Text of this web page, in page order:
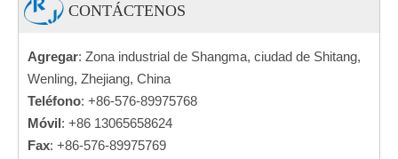
CONTÁCTENOS
Agregar: Zona industrial de Shangma, ciudad de Shitang,
Wenling, Zhejiang, China
Teléfono: +86-576-89975768
Móvil: +86 13065658624
Fax: +86-576-89975769